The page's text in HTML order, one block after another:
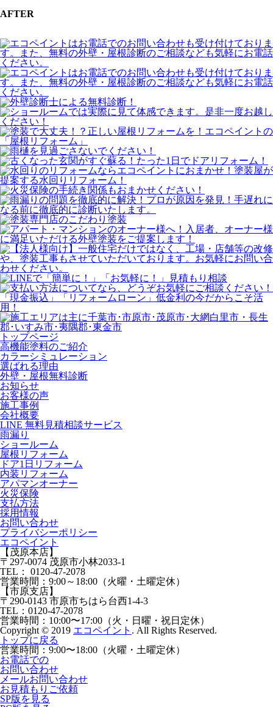
AFTER
トップページ
⾼機能塗料のご紹介
カラーシミュレーション
選ばれる理由
外壁・屋根無料診断
お知らせ
お客様の声
施⼯事例
会社概要
LINE 無料⾒積相談サービス
⾬漏り
ショールーム
屋根リフォーム
ドア1⽇リフォーム
内装リフォーム
アパマンオーナー
⽕災保険
⽀払⽅法
採⽤情報
お問い合わせ
プライバシーポリシー
エコペイント
【茂原本店】
〒297-0074 茂原市小林2033-1
TEL：
0120-47-2078
営業時間： 9:00～18:00（火曜・土曜定休）
【市原支店】
〒290-0143 市原市ちはら台西1-4-3
TEL： 0120-47-2078
営業時間： 10:00〜17:00（火・日曜・祝日定休）
Copyright © 2019 エコペイント . All Rights Reserved.
トップに戻る
営業時間： 9:00〜18:00（火曜・土曜定休）
お電話での
お問い合わせ
メールお問い合わせ
お見積もりご依頼
SP版を見る